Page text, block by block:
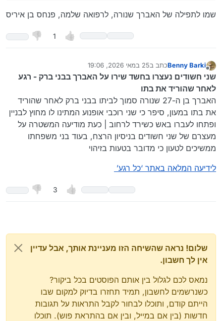
שמו לתפילה של האברך שנורה, לרפואה שלמה, פנחס בן איריס
1
Benny Barkiכתב ב25 במאי 2026, 19:06
נערך לאחרונה על ידי Benny Barki
שני חשודים נעצרו בחשד שירו על האברך בבני ברק - רגע
לאחר שהוריד את בתו
האברך בן ה-27 שנורה סמוך לביתו בבני ברק לאחר שהוריד
את בתו במעון, סיפר כי שני רוכבי אופנוע המתינו לו מחוץ לבניין
ופתחו לעברו באש כשירד לרחוב | כעת מודיעה המשטרה על
מעצרם של שני חשודים בניסיון הרצח, בעוד בני משפחתו
ממשיכים לטעון כי מדובר בטעות בזיהוי
לידיעה המלאה באתר ‘כל רגע’
3
שלום! נראה שהשיחה הזו מעניינת אותך, אבל עדיין
אין לך חשבון.
נמאס לכם לגלול בין אותם הפוסטים בכל ביקור?
כשנרשמים לחשבון, תמיד תחזרו בדיוק למקום שבו
הייתם קודם, ותוכלו לבחור לקבל התראות על תגובות
חדשות (בין אם במייל, ובין אם בהתראת פוש). תוכלו